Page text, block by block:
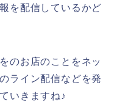
を配信しているかど
のお店のことをネッ
ライン配信などを発
いきますね♪